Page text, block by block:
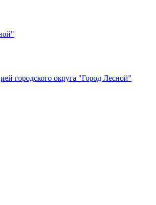
городского округа "Город Лесной"